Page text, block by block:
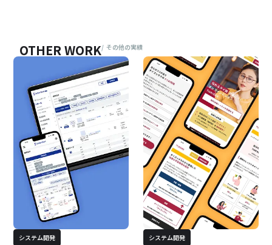
OTHER WORK/ その他の実績
システム開発 システム開発